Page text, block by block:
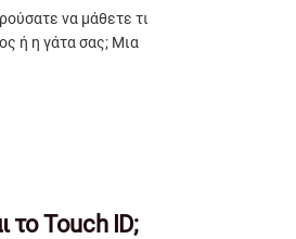
να μάθετε τι
ή η γάτα σας; Μια
το Touch ID;